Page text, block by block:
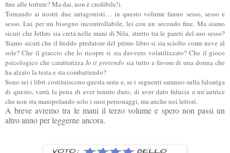
fine alle torture? Ma dai, non è credibile!).
Tornando ai nostri due antagonisti… in questo volume fanno sesso, sesso e
sesso. Lui per un bisogno incontrollabile, lei con un secondo fine. Ma siamo
sicuri che Jethro sia creta nelle mani di Nila, stretto tra le pareti del suo sesso?
Siamo sicuri che il freddo predatore del primo libro si sia sciolto come neve al
sole? Che il giaccio che lo ricopre si sia davvero volatilizzato? Che il gioco
psicologico che caratterizza Io ti pretendo sia tutto a favore di una donna che
ha alzato la testa e sta combattendo?
Sono sei i libri costituiscono questa serie e, se i seguenti saranno sulla falsariga
di questo, varrà la pena di aver tenuto duro, di aver dato fiducia a un’autrice
che non sta manipolando solo i suoi personaggi, ma anche noi lettori.
A breve avremo tra le mani il terzo volume e spero non passi un
altro anno per leggerne ancora.